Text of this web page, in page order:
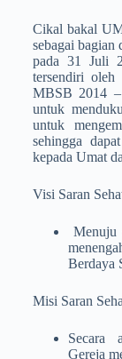
Cikal bakal
sebagai bagian
pada 31 Juli
tersendiri
MBSB 2014 –
untuk
untuk
sehingga
kepada Umat
Visi Saran
Menuju
Berdaya
Misi Saran
Secara
Gereja